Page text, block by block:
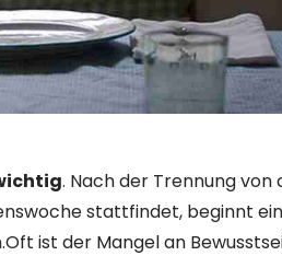
. Nach der Trennung von
stattfindet, beginnt
ist der Mangel an